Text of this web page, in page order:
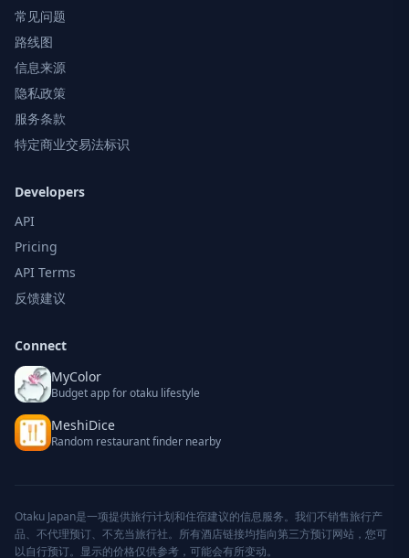
常见问题
路线图
信息来源
隐私政策
服务条款
特定商业交易法标识
Developers
API
Pricing
API Terms
反馈建议
Connect
MyColor
Budget app for otaku lifestyle
MeshiDice
Random restaurant finder nearby
Otaku Japan是一项提供旅行计划和住宿建议的信息服务。我们不销售旅行产
品、不代理预订、不充当旅行社。所有酒店链接均指向第三方预订网站，您可
以自行预订。显示的价格仅供参考，可能会有所变动。